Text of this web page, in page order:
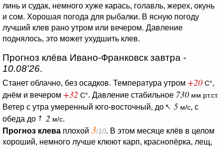
линь и судак, немного хуже карась, голавль, жерех, окунь
и сом. Хорошая погода для рыбалки. В ясную погоду
лучший клев рано утром или вечером. Давление
поднялось, это может ухудшить клев.
Прогноз клёва Ивано-Франковск завтра -
10.08'26.
Станет облачно, без осадков. Температура утром +20 C°,
днём и вечером +32 C°. Давление стабильное 730 мм.рт.ст.
Ветер c утра умеренный юго-восточный, до 5 м/с, с
обеда до
2 м/с.
Прогноз клева плохой 3/10. В этом месяце клёв в целом
хороший, немного лучше клюют карп, краснопёрка, лещ,